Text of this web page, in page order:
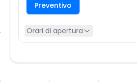
Preventivo
Orari di apertura